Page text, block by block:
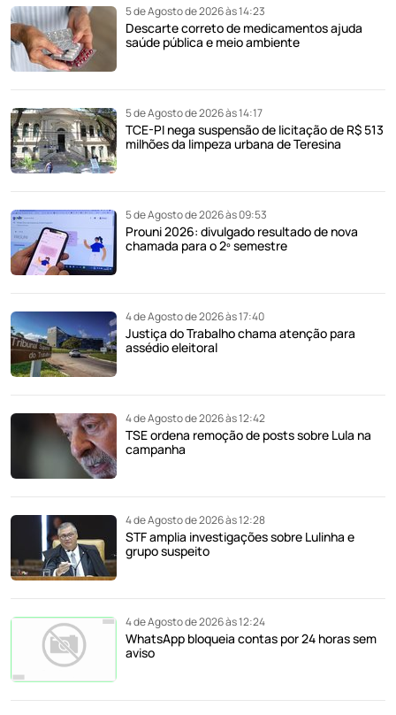
5 de Agosto de 2026 às 14:23
Descarte correto de medicamentos ajuda
saúde pública e meio ambiente
5 de Agosto de 2026 às 14:17
TCE-PI nega suspensão de licitação de R$ 513
milhões da limpeza urbana de Teresina
5 de Agosto de 2026 às 09:53
Prouni 2026: divulgado resultado de nova
chamada para o 2º semestre
4 de Agosto de 2026 às 17:40
Justiça do Trabalho chama atenção para
assédio eleitoral
4 de Agosto de 2026 às 12:42
TSE ordena remoção de posts sobre Lula na
campanha
4 de Agosto de 2026 às 12:28
STF amplia investigações sobre Lulinha e
grupo suspeito
4 de Agosto de 2026 às 12:24
WhatsApp bloqueia contas por 24 horas sem
aviso